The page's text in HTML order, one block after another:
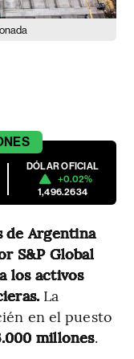
DÓLAR OFICIAL
+0.02%
1,496.2634
de Argentina
S&P Global
los activos
La
en el puesto
millones.